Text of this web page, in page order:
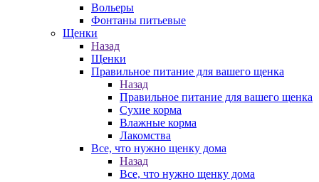
Вольеры
Фонтаны питьевые
Щенки
Назад
Щенки
Правильное питание для вашего щенка
Назад
Правильное питание для вашего щенка
Сухие корма
Влажные корма
Лакомства
Все, что нужно щенку дома
Назад
Все, что нужно щенку дома